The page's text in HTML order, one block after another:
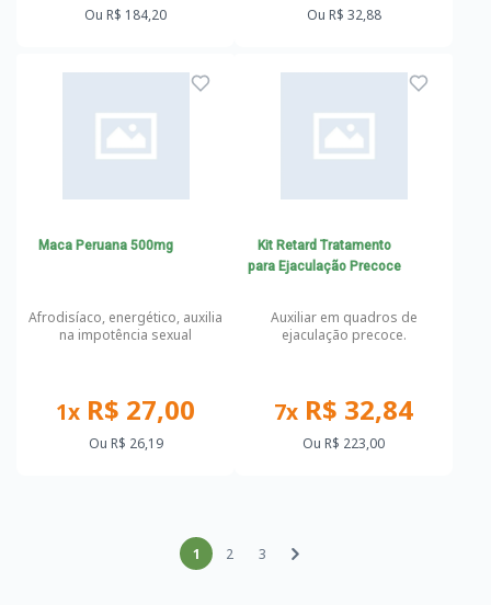
Ou R$ 184,20 Ou R$ 32,88
Maca Peruana 500mg
Afrodisíaco, energético, auxilia
na impotência sexual
1x R$ 27,00
Ou R$ 26,19
Kit Retard Tratamento
para Ejaculação Precoce
Auxiliar em quadros de
ejaculação precoce.
7x R$ 32,84
Ou R$ 223,00
1 2 3